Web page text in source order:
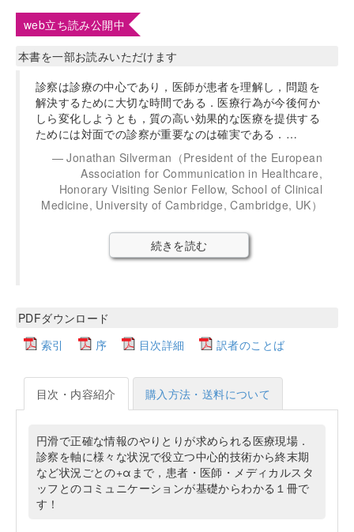
web立ち読み公開中
本書を一部お読みいただけます
診察は診療の中心であり，医師が患者を理解し，問題を
解決するために大切な時間である．医療行為が今後何か
しら変化しようとも，質の高い効果的な医療を提供する
ためには対面での診察が重要なのは確実である．…
Jonathan Silverman（President of the European
Association for Communication in Healthcare,
Honorary Visiting Senior Fellow, School of Clinical
Medicine, University of Cambridge, Cambridge, UK）
続きを読む
PDFダウンロード
索引
序 目次詳細 訳者のことば
目次・内容紹介 購入方法・送料について
円滑で正確な情報のやりとりが求められる医療現場．
診察を軸に様々な状況で役立つ中心的技術から終末期
など状況ごとの+αまで，患者・医師・メディカルスタ
ッフとのコミュニケーションが基礎からわかる１冊で
す！